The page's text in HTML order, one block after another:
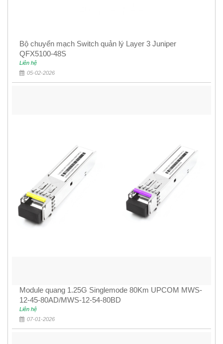
Bộ chuyển mạch Switch quản lý Layer 3 Juniper
QFX5100-48S
Liên hệ
05-02-2026
Module quang 1.25G Singlemode 80Km UPCOM MWS-
12-45-80AD/MWS-12-54-80BD
Liên hệ
07-01-2026